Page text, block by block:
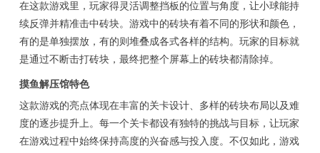
在这款游戏里，玩家得灵活调整挡板的位置与角度，让小球能持
续反弹并精准击中砖块。游戏中的砖块有着不同的形状和颜色，
有的是单独摆放，有的则堆叠成各式各样的结构。玩家的目标就
是通过不断击打砖块，最终把整个屏幕上的砖块都清除掉。
摸鱼解压馆特色
这款游戏的亮点体现在丰富的关卡设计、多样的砖块布局以及难
度的逐步提升上。每一个关卡都设有独特的挑战与目标，让玩家
在游戏过程中始终保持高度的兴奋感与投入度。不仅如此，游戏